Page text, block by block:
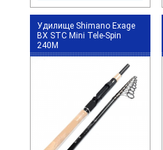
Удилище Shimano Exage
BX STC Mini Tele-Spin
240M